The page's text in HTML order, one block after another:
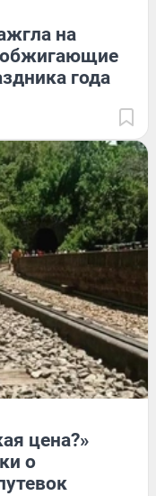
на
обжигающие
года
цена?»
о